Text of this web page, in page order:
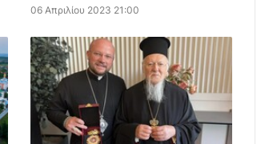
06 Απριλίου 2023 21:00